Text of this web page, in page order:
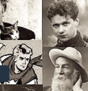
Search